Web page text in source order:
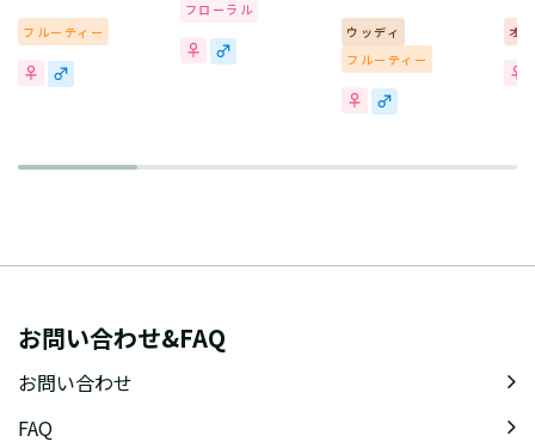
フルーティー
フローラル
ウッディ
フルーティー
オ
お問い合わせ&FAQ
お問い合わせ
FAQ